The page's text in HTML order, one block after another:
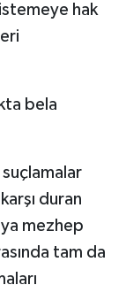
hak
bela
duran
mezhep
tam da